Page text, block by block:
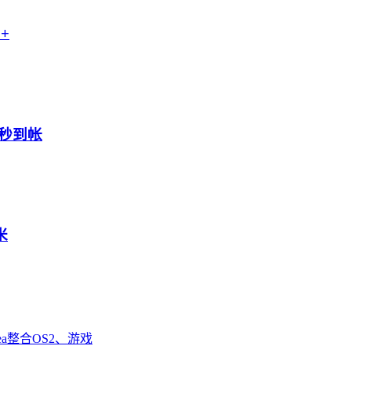
到帐
整合OS2、游戏